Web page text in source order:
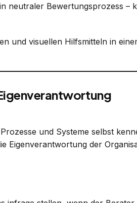
neutraler Bewertungsprozess –
und Systeme selbst
Eigenverantwortung der